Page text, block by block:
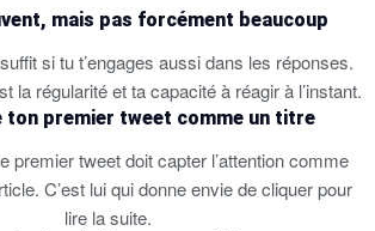
mais pas forcément beaucoup
si tu t’engages aussi dans les réponses.
la régularité et ta capacité à réagir à l’instant.
ton premier tweet comme un titre
premier tweet doit capter l’attention comme
C’est lui qui donne envie de cliquer pour
lire la suite.